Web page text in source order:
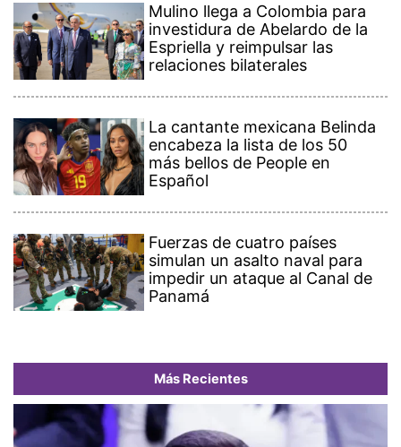
Mulino llega a Colombia para
investidura de Abelardo de la
Espriella y reimpulsar las
relaciones bilaterales
La cantante mexicana Belinda
encabeza la lista de los 50
más bellos de People en
Español
Fuerzas de cuatro países
simulan un asalto naval para
impedir un ataque al Canal de
Panamá
Más Recientes